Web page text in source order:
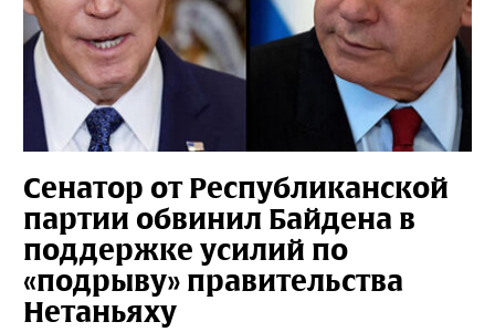
Сенатор от Республиканской
партии обвинил Байдена в
поддержке усилий по
«подрыву» правительства
Нетаньяху